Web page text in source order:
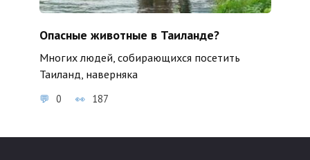
Опасные животные в Таиланде?
Многих людей, собирающихся посетить
Таиланд, наверняка
0 187